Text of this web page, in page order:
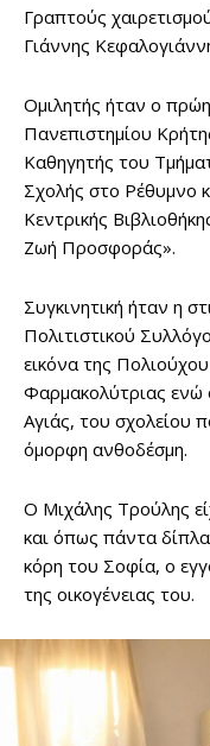
Γραπτούς
Γιάννης
Ομιλητής ήταν ο
Πανεπιστημίου
Καθηγητής του
Σχολής στο Ρέθυμνο
Κεντρικής
Ζωή Προσφοράς».
Συγκινητική ήταν η
Πολιτιστικού
εικόνα της
Φαρμακολύτριας ενώ
Αγιάς, του σχολείου
όμορφη ανθοδέσμη.
Ο Μιχάλης Τρούλης
και όπως πάντα
κόρη του Σοφία, ο
της οικογένειας του.